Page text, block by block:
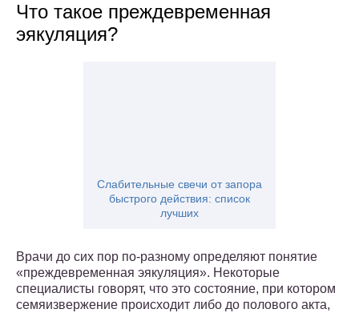
Что такое преждевременная
эякуляция?
Слабительные свечи от запора
быстрого действия: список
лучших
Врачи до сих пор по-разному определяют понятие
«преждевременная эякуляция». Некоторые
специалисты говорят, что это состояние, при котором
семяизвержение происходит либо до полового акта,